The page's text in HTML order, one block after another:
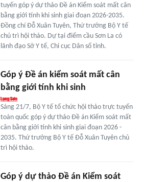
tuyến góp ý dự thảo Đề án Kiểm soát mất cân
bằng giới tính khi sinh giai đoạn 2026-2035.
Đồng chí Đỗ Xuân Tuyên, Thứ trưởng Bộ Y tế
chủ trì hội thảo. Dự tại điểm cầu Sơn La có
lãnh đạo Sở Y tế, Chi cục Dân số tỉnh.
Góp ý Đề án kiểm soát mất cân
bằng giới tính khi sinh
Sáng 21/7, Bộ Y tế tổ chức hội thảo trực tuyến
toàn quốc góp ý dự thảo Đề án Kiểm soát mất
cân bằng giới tính khi sinh giai đoạn 2026 -
2035. Thứ trưởng Bộ Y tế Đỗ Xuân Tuyên chủ
trì hội thảo.
Góp ý dự thảo Đề án Kiểm soát